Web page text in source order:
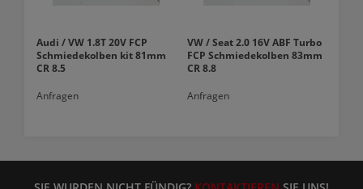
Audi / VW 1.8T 20V FCP
Schmiedekolben kit 81mm
CR 8.5
Anfragen
VW / Seat 2.0 16V ABF Turbo
FCP Schmiedekolben 83mm
CR 8.8
Anfragen